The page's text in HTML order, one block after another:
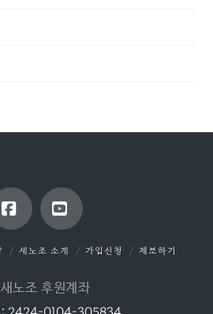
FacebookYouTube
새노조 소개 가입신청 제보하기
노조 후원계좌